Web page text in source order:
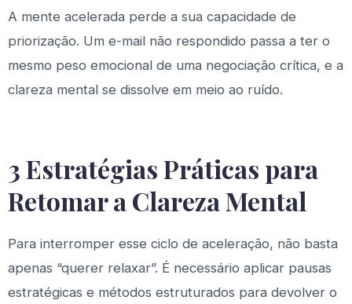
A mente acelerada perde a sua capacidade de
priorização. Um e-mail não respondido passa a ter o
mesmo peso emocional de uma negociação crítica, e a
clareza mental se dissolve em meio ao ruído.
3 Estratégias Práticas para
Retomar a Clareza Mental
Para interromper esse ciclo de aceleração, não basta
apenas “querer relaxar”. É necessário aplicar pausas
estratégicas e métodos estruturados para devolver o